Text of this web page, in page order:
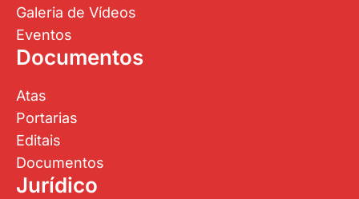
Galeria de Vídeos
Eventos
Documentos
Atas
Portarias
Editais
Documentos
Jurídico